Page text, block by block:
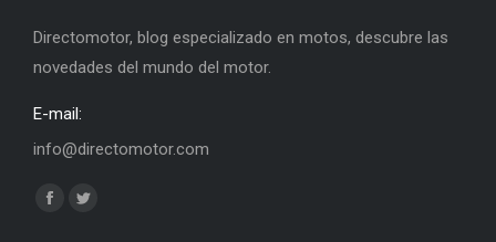
Directomotor, blog especializado en motos, descubre las
novedades del mundo del motor.
E-mail:
info@directomotor.com
Find us on:
Facebook
Twitter